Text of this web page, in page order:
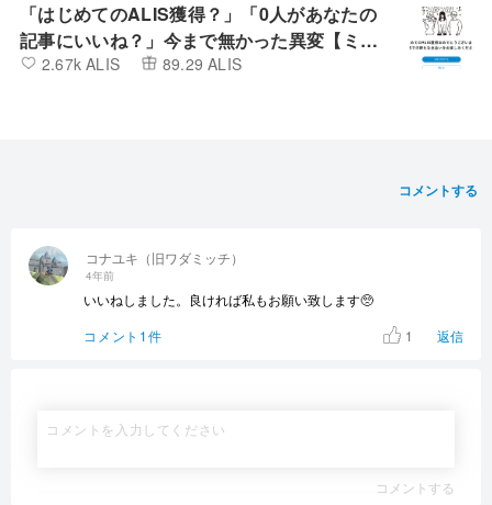
「はじめてのALIS獲得？」「0人があなたの
記事にいいね？」今まで無かった異変【ミン
カブIR】
2.67k ALIS 89.29 ALIS
コメントする
コナユキ（旧ワダミッチ）
4年前
いいねしました。良ければ私もお願い致します🥺
コメント1件
1 返信
コメントする